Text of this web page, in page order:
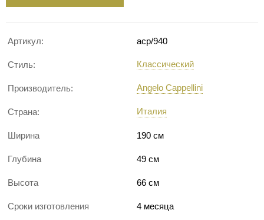
Артикул: acp/940
Стиль: Классический
Производитель: Angelo Cappellini
Страна: Италия
Ширина 190 см
Глубина 49 см
Высота 66 см
Сроки изготовления 4 месяца